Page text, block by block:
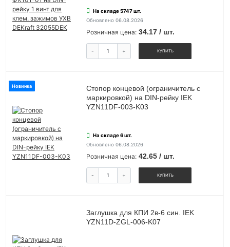
На складе 5747 шт.
Обновлено 06.08.2026
Розничная цена: 34.17 / шт.
- + КУПИТЬ
Новинка
Стопор концевой (ограничитель с
маркировкой) на DIN-рейку IEK
YZN11DF-003-K03
На складе 6 шт.
Обновлено 06.08.2026
Розничная цена: 42.65 / шт.
- + КУПИТЬ
Заглушка для КПИ 2в-6 син. IEK
YZN11D-ZGL-006-K07